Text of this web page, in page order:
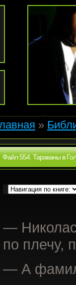
»
Файл 554. Тараканы в
—
по плечу,
— А